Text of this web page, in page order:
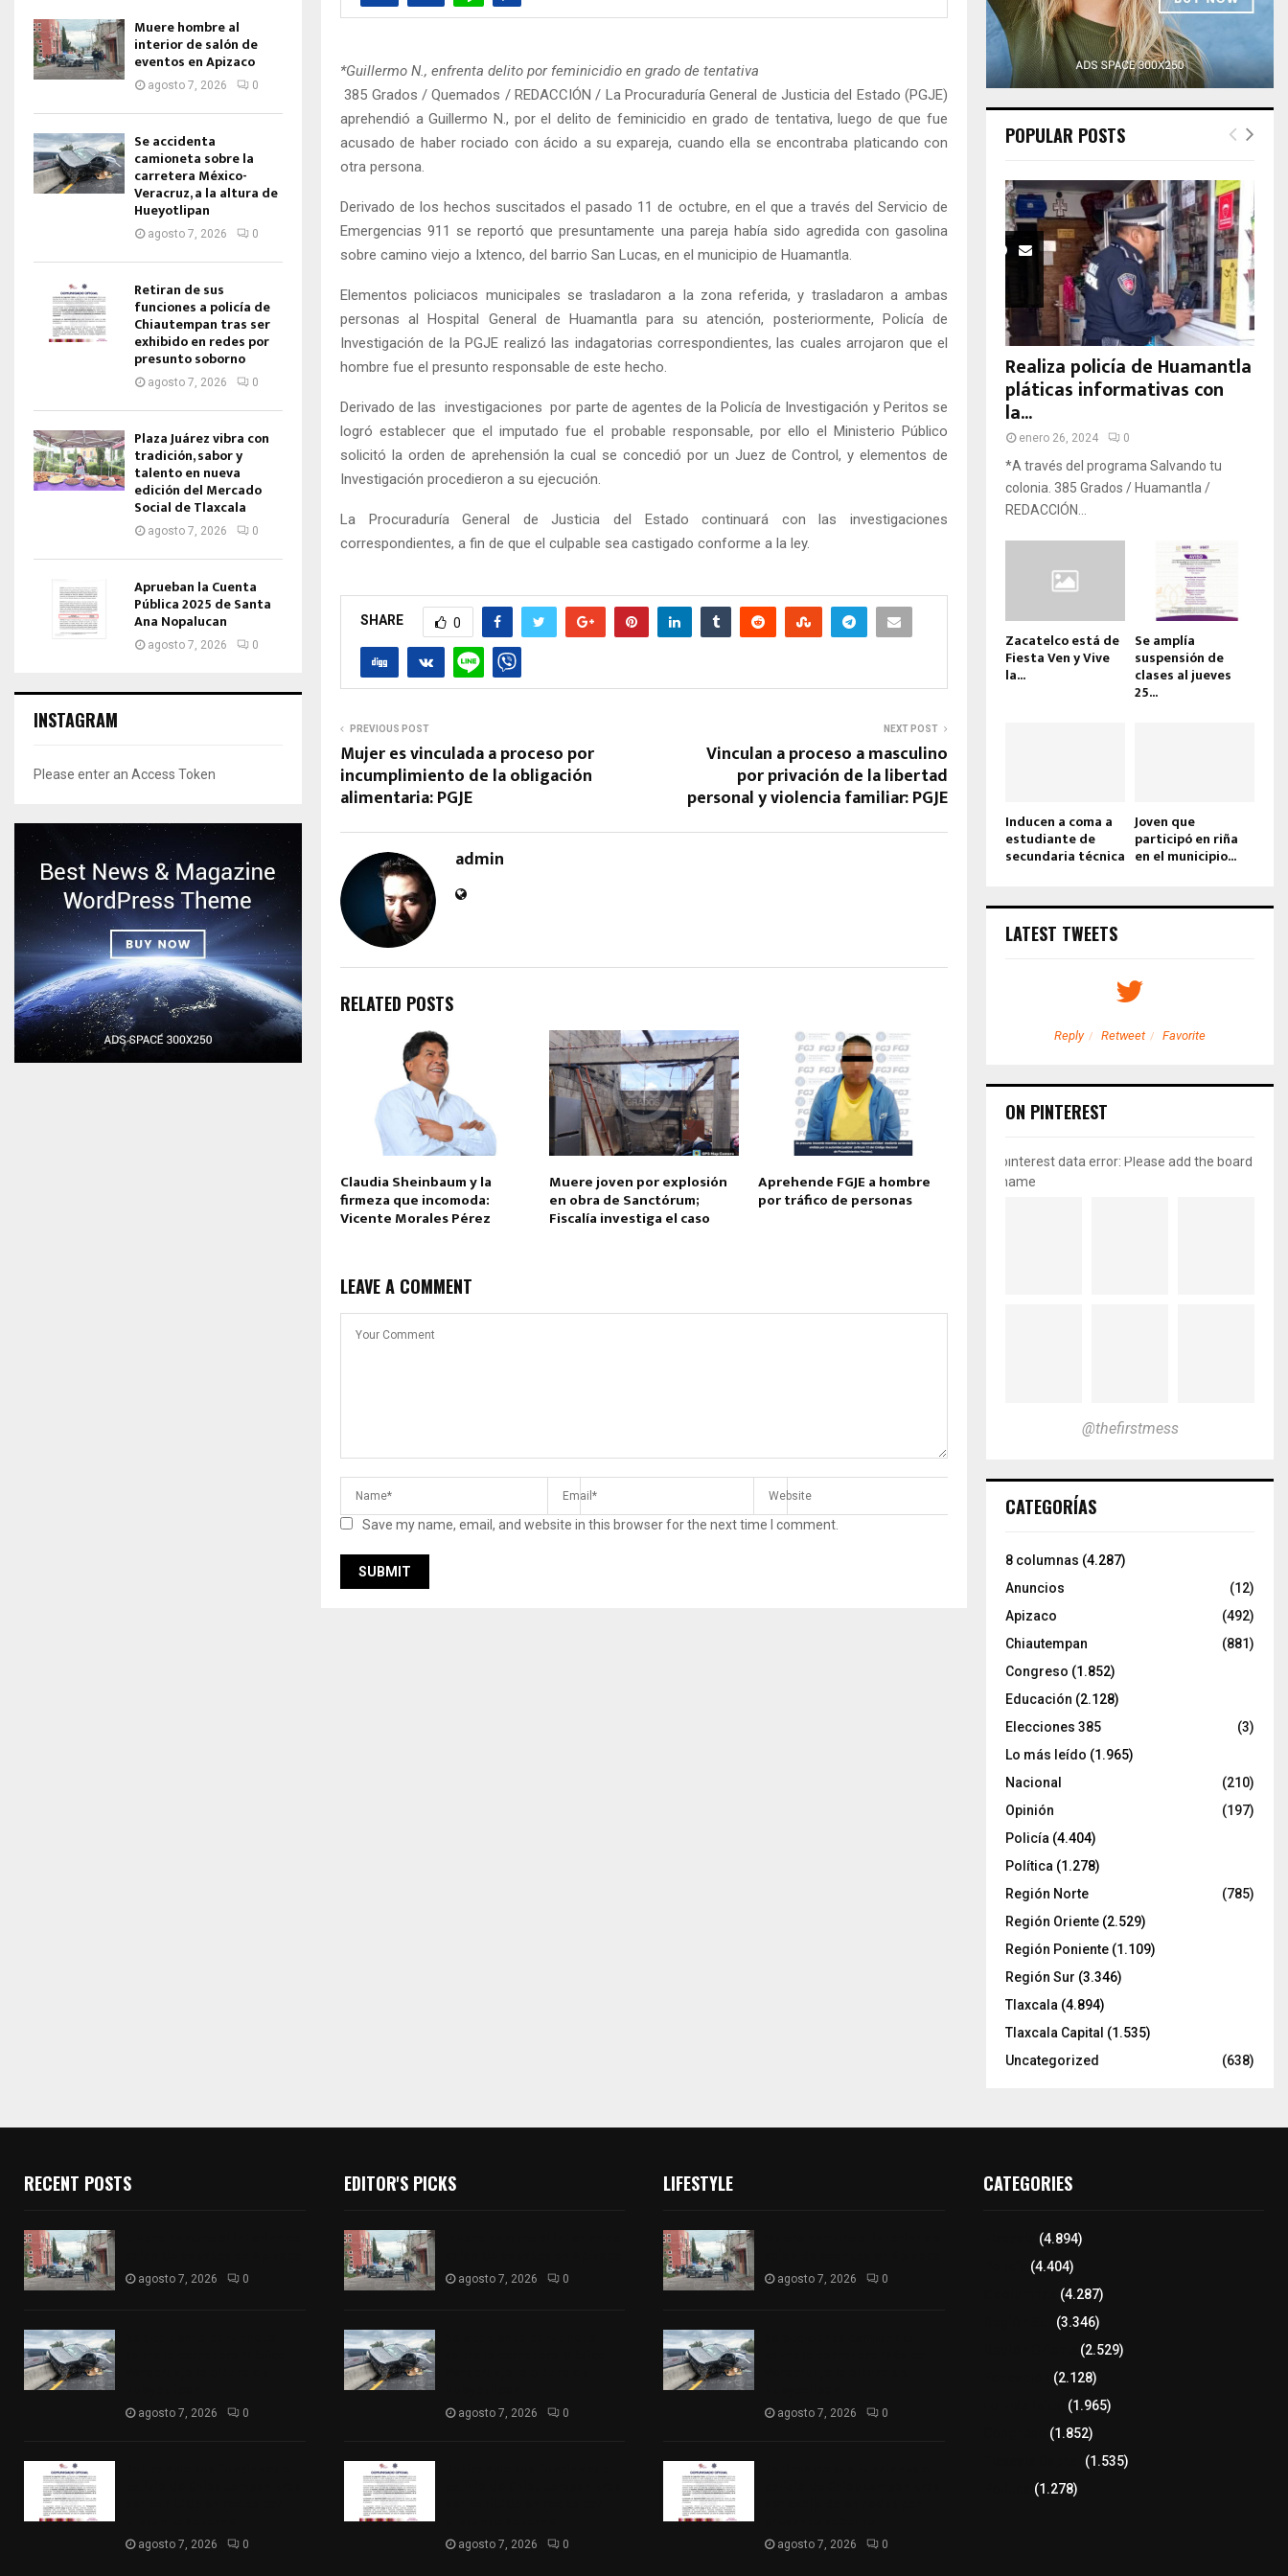
*Guillermo N., enfrenta delito por feminicidio en grado de tentativa
385 Grados / Quemados / REDACCIÓN / La Procuraduría General de Justicia del Estado (PGJE)
aprehendió a Guillermo N., por el delito de feminicidio en grado de tentativa, luego de que fue
acusado de haber rociado con ácido a su expareja, cuando ella se encontraba platicando con
otra persona.
Derivado de los hechos suscitados el pasado 11 de octubre, en el que a través del Servicio de
Emergencias 911 se reportó que presuntamente una pareja había sido agredida con gasolina
sobre camino viejo a Ixtenco, del barrio San Lucas, en el municipio de Huamantla.
Elementos policiacos municipales se trasladaron a la zona referida, y trasladaron a ambas
personas al Hospital General de Huamantla para su atención, posteriormente, Policía de
Investigación de la PGJE realizó las indagatorias correspondientes, las cuales arrojaron que el
hombre fue el presunto responsable de este hecho.
Derivado de las investigaciones por parte de agentes de la Policía de Investigación y Peritos se
logró establecer que el imputado fue el probable responsable, por ello el Ministerio Público
solicitó la orden de aprehensión la cual se concedió por un Juez de Control, y elementos de
Investigación procedieron a su ejecución.
La Procuraduría General de Justicia del Estado continuará con las investigaciones
correspondientes, a fin de que el culpable sea castigado conforme a la ley.
SHARE 0
PREVIOUS POST
Mujer es vinculada a proceso por
incumplimiento de la obligación
alimentaria: PGJE
NEXT POST
Vinculan a proceso a masculino
por privación de la libertad
personal y violencia familiar: PGJE
admin
RELATED POSTS
Claudia Sheinbaum y la
firmeza que incomoda:
Vicente Morales Pérez
Muere joven por explosión
en obra de Sanctórum;
Fiscalía investiga el caso
Aprehende FGJE a hombre
por tráfico de personas
LEAVE A COMMENT
Save my name, email, and website in this browser for the next time I comment.
Muere hombre al
interior de salón de
eventos en Apizaco
agosto 7, 2026 0
Se accidenta
camioneta sobre la
carretera México-
Veracruz, a la altura de
Hueyotlipan
agosto 7, 2026 0
Retiran de sus
funciones a policía de
Chiautempan tras ser
exhibido en redes por
presunto soborno
agosto 7, 2026 0
Plaza Juárez vibra con
tradición, sabor y
talento en nueva
edición del Mercado
Social de Tlaxcala
agosto 7, 2026 0
Aprueban la Cuenta
Pública 2025 de Santa
Ana Nopalucan
agosto 7, 2026 0
INSTAGRAM
Please enter an Access Token
POPULAR POSTS
Realiza policía de Huamantla
pláticas informativas con
la...
enero 26, 2024 0
*A través del programa Salvando tu
colonia. 385 Grados / Huamantla /
REDACCIÓN...
Zacatelco está de
Fiesta Ven y Vive
la...
Se amplía
suspensión de
clases al jueves
25...
Inducen a coma a
estudiante de
secundaria técnica
Joven que
participó en riña
en el municipio...
LATEST TWEETS
Reply Retweet Favorite Reply Retweet Reply Retweet Favorite
ON PINTEREST
pinterest data error: Please add the board
name
@thefirstmess
CATEGORÍAS
8 columnas (4.287)
Anuncios
(12)
Apizaco
(492)
Chiautempan
(881)
Congreso (1.852)
Educación (2.128)
Elecciones 385
(3)
Lo más leído (1.965)
Nacional
(210)
Opinión
(197)
Policía (4.404)
Política (1.278)
Región Norte
(785)
Región Oriente (2.529)
Región Poniente (1.109)
Región Sur (3.346)
Tlaxcala (4.894)
Tlaxcala Capital (1.535)
Uncategorized
(638)
RECENT POSTS
agosto 7, 2026 0
agosto 7, 2026 0
agosto 7, 2026 0
EDITOR'S PICKS
agosto 7, 2026 0
agosto 7, 2026 0
agosto 7, 2026 0
LIFESTYLE
agosto 7, 2026 0
agosto 7, 2026 0
agosto 7, 2026 0
CATEGORIES
(4.894)
(4.404)
(4.287)
(3.346)
(2.529)
(2.128)
(1.965)
(1.852)
(1.535)
(1.278)